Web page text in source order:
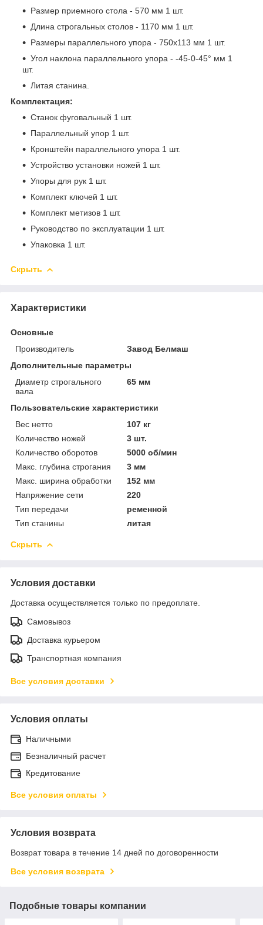
Размер приемного стола - 570 мм 1 шт.
Длина строгальных столов - 1170 мм 1 шт.
Размеры параллельного упора - 750х113 мм 1 шт.
Угол наклона параллельного упора - -45-0-45° мм 1
шт.
Литая станина.
Комплектация:
Станок фуговальный 1 шт.
Параллельный упор 1 шт.
Кронштейн параллельного упора 1 шт.
Устройство установки ножей 1 шт.
Упоры для рук 1 шт.
Комплект ключей 1 шт.
Комплект метизов 1 шт.
Руководство по эксплуатации 1 шт.
Упаковка 1 шт.
Скрыть
Характеристики
Основные
Производитель
Завод Белмаш
Дополнительные параметры
Диаметр строгального
вала
65 мм
Пользовательские характеристики
Вес нетто
107 кг
Количество ножей
3 шт.
Количество оборотов
5000 об/мин
Макс. глубина строгания
3 мм
Макс. ширина обработки
152 мм
Напряжение сети
220
Тип передачи
ременной
Тип станины
литая
Скрыть
Условия доставки
Доставка осуществляется только по предоплате.
Самовывоз
Доставка курьером
Транспортная компания
Все условия доставки
Условия оплаты
Наличными
Безналичный расчет
Кредитование
Все условия оплаты
Условия возврата
Возврат товара в течение 14 дней по договоренности
Все условия возврата
Подобные товары компании